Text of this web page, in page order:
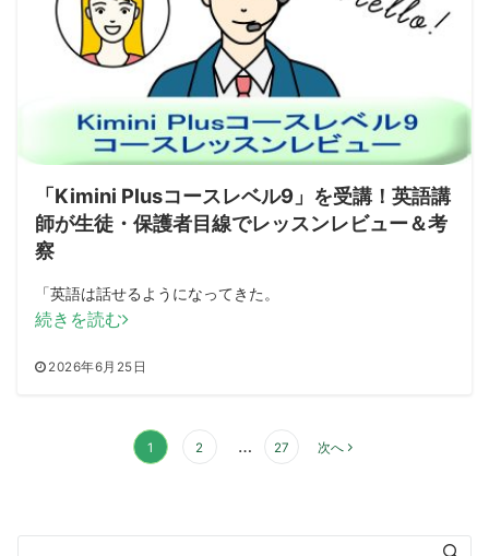
「Kimini Plusコースレベル9」を受講！英語講
師が生徒・保護者目線でレッスンレビュー＆考
察
「英語は話せるようになってきた。
2026年6月25日
続きを読む
1 2 … 27 次へ